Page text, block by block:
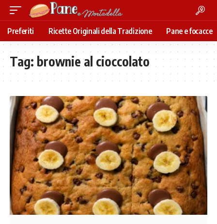
Preferiti Ricette Originali della Tradizione Pane e focacce
Tag: brownie al cioccolato